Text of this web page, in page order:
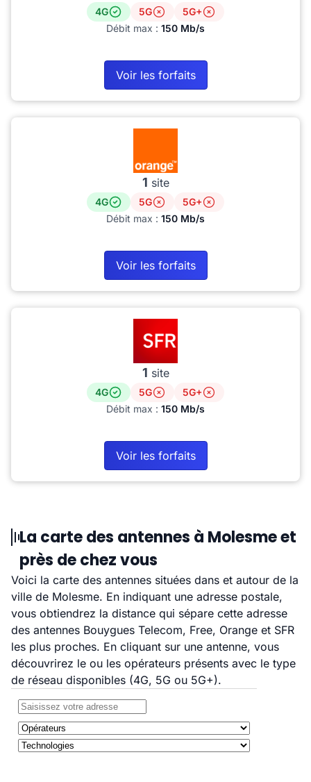
4G 5G
5G+
Débit max : 150 Mb/s
Voir les forfaits
1 site
4G 5G
5G+
Débit max : 150 Mb/s
Voir les forfaits
1 site
4G 5G
5G+
Débit max : 150 Mb/s
Voir les forfaits
La carte des antennes à Molesme et
près de chez vous
Voici la carte des antennes situées dans et autour de la
ville de Molesme. En indiquant une adresse postale,
vous obtiendrez la distance qui sépare cette adresse
des antennes Bouygues Telecom, Free, Orange et SFR
les plus proches. En cliquant sur une antenne, vous
découvrirez le ou les opérateurs présents avec le type
de réseau disponibles (4G, 5G ou 5G+).